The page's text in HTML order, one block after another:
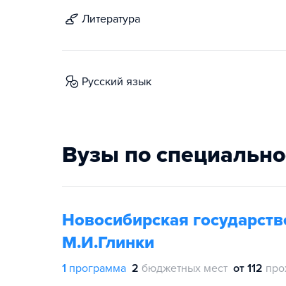
литература
русский язык
Вузы по
Новосибирская
М.И.Глинки
1 программа 2 бюджетных мест от 112